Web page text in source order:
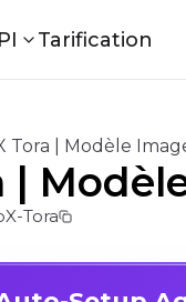
Tarification
Tora | Modèle
|
Tora